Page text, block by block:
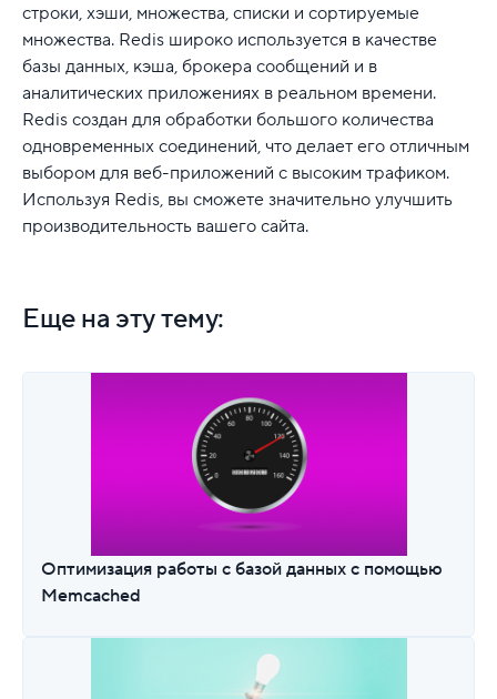
строки, хэши, множества, списки и сортируемые
множества. Redis широко используется в качестве
базы данных, кэша, брокера сообщений и в
аналитических приложениях в реальном времени.
Redis создан для обработки большого количества
одновременных соединений, что делает его отличным
выбором для веб-приложений с высоким трафиком.
Используя Redis, вы сможете значительно улучшить
производительность вашего сайта.
Еще на эту тему:
Оптимизация работы с базой данных с помощью
Memcached